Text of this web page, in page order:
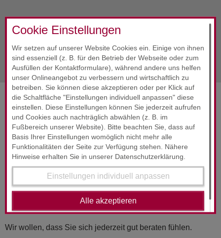
Cookie Einstellungen
Wir setzen auf unserer Website Cookies ein. Einige von ihnen
sind essenziell (z. B. für den Betrieb der Webseite oder zum
Ausfüllen der Kontaktformulare), während andere uns helfen
unser Onlineangebot zu verbessern und wirtschaftlich zu
betreiben. Sie können diese akzeptieren oder per Klick auf
die Schaltfläche "Einstellungen individuell anpassen" diese
einstellen. Diese Einstellungen können Sie jederzeit aufrufen
und Cookies auch nachträglich abwählen (z. B. im
Fußbereich unserer Website). Bitte beachten Sie, dass auf
Basis Ihrer Einstellungen womöglich nicht mehr alle
Funktionalitäten der Seite zur Verfügung stehen. Nähere
Hinweise erhalten Sie in unserer Datenschutzerklärung.
Einstellungen individuell anpassen
Alle akzeptieren
Alle InfosApril 2020
nächste InfoApril 2020
SERVICES & ENGAGEMENT
RUND­UM-SORG­LOS-PAKET
Wir wollen, dass Sie sich jederzeit gut beraten fühlen.